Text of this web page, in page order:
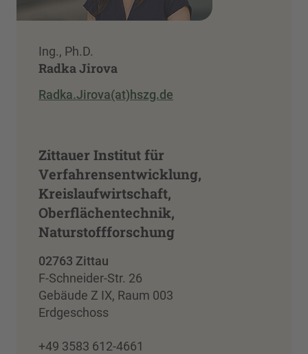
Ing., Ph.D.
Radka Jirova
Radka.Jirova(at)hszg.de
Zittauer Institut für
Verfahrensentwicklung,
Kreislaufwirtschaft,
Oberflächentechnik,
Naturstoffforschung
02763 Zittau
F-Schneider-Str. 26
Gebäude Z IX, Raum 003
Erdgeschoss
+49 3583 612-4661